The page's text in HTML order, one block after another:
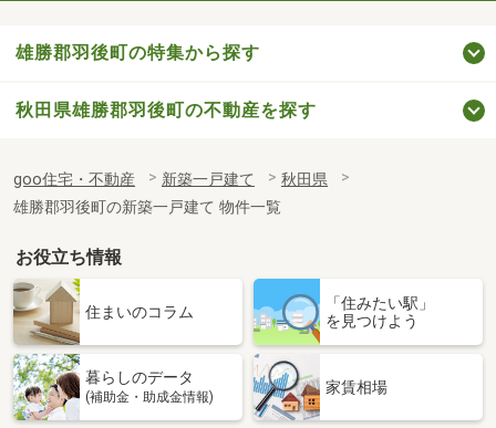
雄勝郡羽後町の特集から探す
秋田県雄勝郡羽後町の不動産を探す
goo住宅・不動産 新築一戸建て
秋田県
雄勝郡羽後町の新築一戸建て 物件一覧
お役立ち情報
住まいのコラム
「住みたい駅」
を見つけよう
暮らしのデータ
(補助金・助成金情報)
家賃相場